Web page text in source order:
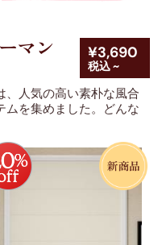
マン
¥3,690
税込 ~
、人気の高い素朴な風合
ムを集めました。どんな